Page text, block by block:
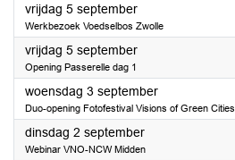
vrijdag 5 september2025
Werkbezoek Voedselbos Zwolle
vrijdag 5 september2025
Opening Passerelle dag 1
woensdag 3 september2025
Duo-opening Fotofestival Visions of Green Cities
dinsdag 2 september2025
Webinar VNO-NCW Midden